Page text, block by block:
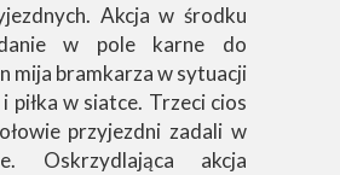
Akcja w środku
w pole karne do
mija bramkarza w sytuacji
piłka w siatce. Trzeci cios
przyjezdni zadali w
Oskrzydlająca akcja